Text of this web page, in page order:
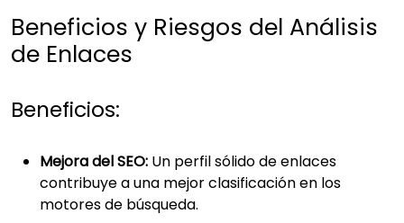
Beneficios y Riesgos del Análisis
de Enlaces
Beneficios:
Mejora del SEO: Un perfil sólido de enlaces
contribuye a una mejor clasificación en los
motores de búsqueda.